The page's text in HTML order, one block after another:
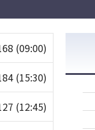
(09:00)
(15:30)
(12:45)